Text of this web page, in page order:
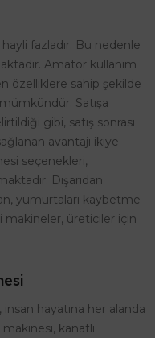
fazladır. Bu nedenle
Amatör kullanım
özelliklere sahip şekilde
Satışa
gibi, satış sonrası
avantajı ikiye
seçenekleri,
Dışarıdan
yumurtaları kaybetme
makineler, üreticiler için
hayatına her alanda
kanatlı